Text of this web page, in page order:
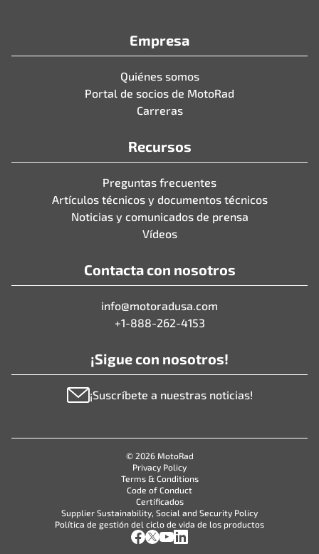
Empresa
Quiénes somos
Portal de socios de MotoRad
Carreras
Recursos
Preguntas frecuentes
Artículos técnicos y documentos técnicos
Noticias y comunicados de prensa
Vídeos
Contacta con nosotros
info@motoradusa.com
+1-888-262-4153
¡Sigue con nosotros!
¡Suscríbete a nuestras noticias!
© 2026 MotoRad
Privacy Policy
Terms & Conditions
Code of Conduct
Certificados
Supplier Sustainability, Social and Security Policy
Política de gestión del ciclo de vida de los productos